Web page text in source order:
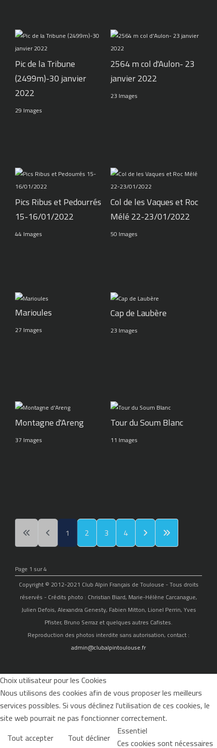
Pic de la Tribune
(2499m)-30 janvier
2022
29 Images
2564 m col d'Aulon- 23
janvier 2022
23 Images
Pics Ribus et Pedourrés
15-16/01/2022
44 Images
Col de les Vaques et Roc
Mélé 22-23/01/2022
50 Images
Marioules
27 Images
Cap de Laubère
23 Images
Montagne d'Areng
37 Images
Tour du Soum Blanc
11 Images
1 2 3 4
Page 1 sur 4
Copyright © 2012-2021 Club Alpin Français de Toulouse - Tous droits
réservés - Crédits photo : Christian Biard, Marie-Hélène Carcanague,
Julien Defois, Alexandra Genesty, Fabien Mitton, Lionel Perrin, Yves
Pfister, Bruno Serraz et quelques autres Cafistes.
Reproduction des photos interdite sans autorisation, contact :
admin@clubalpintoulouse.fr
Choix utilisateur pour les Cookies
Nous utilisons des cookies afin de vous proposer les meilleurs
services possibles. Si vous déclinez l'utilisation de ces cookies, le
site web pourrait ne pas fonctionner correctement.
Tout accepter
Tout décliner Essentiel
Ces cookies sont nécessaires